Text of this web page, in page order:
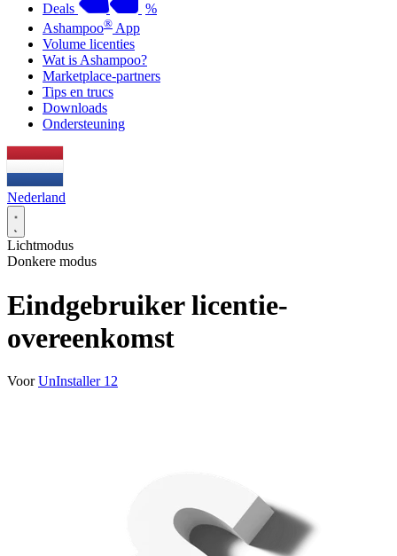
Deals
%
Ashampoo® App
Volume licenties
Wat is Ashampoo?
Marketplace-partners
Tips en trucs
Downloads
Ondersteuning
Nederland
Lichtmodus
Donkere modus
Eindgebruiker licentie-
overeenkomst
VoorUnInstaller 12